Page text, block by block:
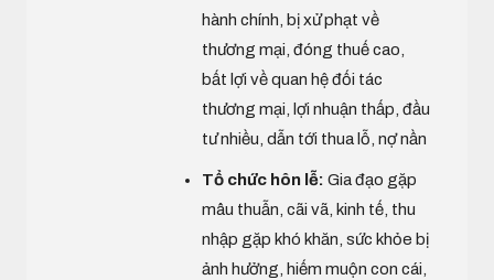
hành chính, bị xử phạt về
thương mại, đóng thuế cao,
bất lợi về quan hệ đối tác
thương mại, lợi nhuận thấp, đầu
tư nhiều, dẫn tới thua lỗ, nợ nần
Tổ chức hôn lễ: Gia đạo gặp
mâu thuẫn, cãi vã, kinh tế, thu
nhập gặp khó khăn, sức khỏe bị
ảnh hưởng, hiếm muộn con cái,